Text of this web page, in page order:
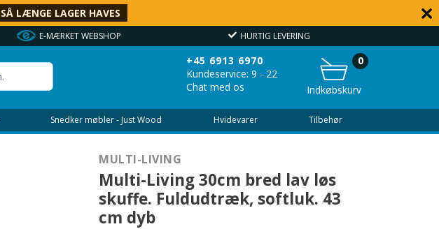
SÅ LÆNGE LAGER HAVES
E-MÆRKET WEBSHOP HURTIG LEVERING
+45 6913 6970
Kundeservice: 9 - 22
Chat med os
Indkøbskurv
0
Snedker møbler - Just Wood Hvidevarer Tilbehør
MULTI-LIVING
Multi-Living 30cm bred lav løs
skuffe. Fuldudtræk, softluk. 43
cm dyb